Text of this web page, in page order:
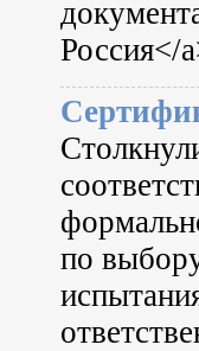
Россия</
по